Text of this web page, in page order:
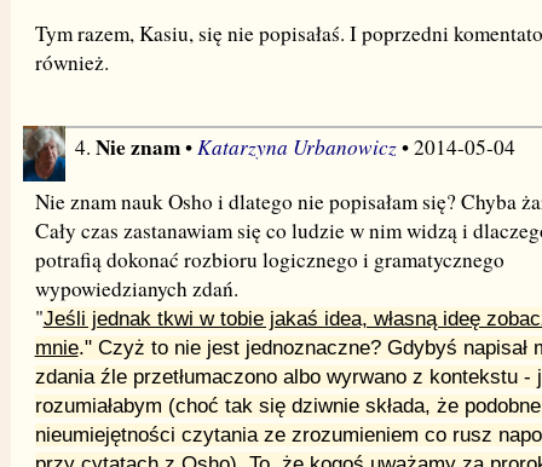
Tym razem, Kasiu, się nie popisałaś. I poprzedni
również.
4. Nie znam•Katarzyna Urbanowicz• 2014-05-04
Nie znam nauk Osho i dlatego nie popisałam się? Chyba
Cały czas zastanawiam się co ludzie w nim widzą i
potrafią dokonać rozbioru logicznego i gramatycznego
wypowiedzianych zdań.
"Jeśli jednak tkwi w tobie jakaś idea, własną ideę
mnie." Czyż to nie jest jednoznaczne? Gdybyś napisał
zdania źle przetłumaczono albo wyrwano z kontekstu -
rozumiałabym (choć tak się dziwnie składa, że
nieumiejętności czytania ze zrozumieniem co rusz